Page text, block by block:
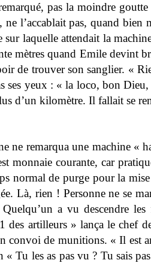
pas la moindre
l’accablait pas, quand bien
laquelle attendait la
mètres quand Emile devint
de trouver son sanglier. «
yeux : « la loco, bon Dieu,
d’un kilomètre. Il fallait se
ne remarqua une machine «
courante, car
de purge pour la
Là, rien ! Personne ne se
a vu descendre
des artilleurs » lança le chef
convoi de munitions. « Il
Tu les as pas vu ? Tu sais